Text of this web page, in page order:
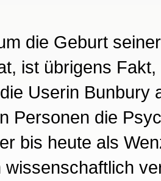
die Geburt
ist übrigens
Userin Bunbury
Personen die
bis heute als
wissenschaftlich